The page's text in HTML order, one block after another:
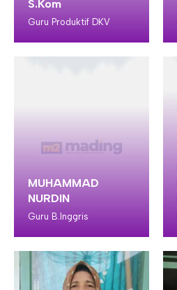
S.Kom
Guru Produktif DKV
MUHAMMAD
NURDIN
Guru B.Inggris